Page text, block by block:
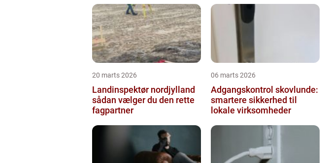
20 marts 2026
Landinspektør nordjylland
sådan vælger du den rette
fagpartner
06 marts 2026
Adgangskontrol skovlunde:
smartere sikkerhed til
lokale virksomheder